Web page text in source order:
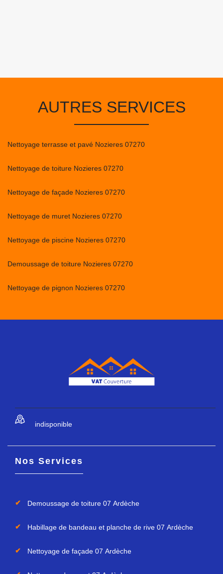
AUTRES SERVICES
Nettoyage terrasse et pavé Nozieres 07270
Nettoyage de toiture Nozieres 07270
Nettoyage de façade Nozieres 07270
Nettoyage de muret Nozieres 07270
Nettoyage de piscine Nozieres 07270
Demoussage de toiture Nozieres 07270
Nettoyage de pignon Nozieres 07270
indisponible
Nos Services
Demoussage de toiture 07 Ardèche
Habillage de bandeau et planche de rive 07 Ardèche
Nettoyage de façade 07 Ardèche